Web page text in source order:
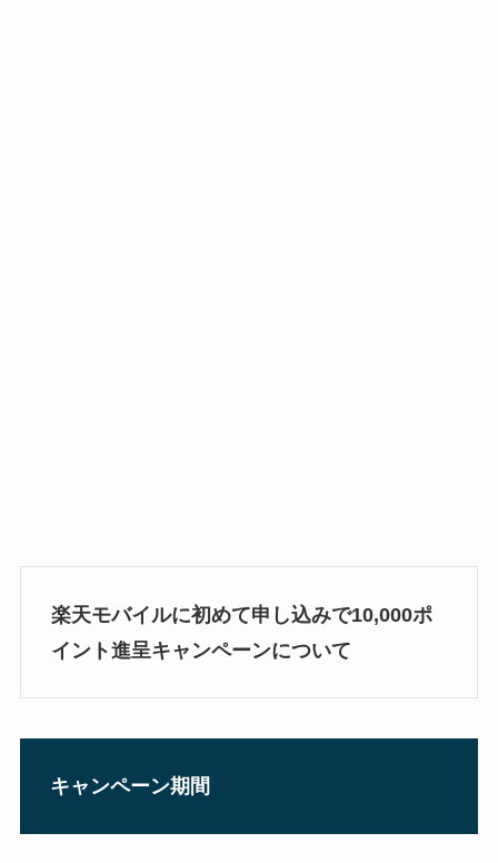
楽天モバイルに初めて申し込みで10,000ポ
イント進呈キャンペーンについて
キャンペーン期間